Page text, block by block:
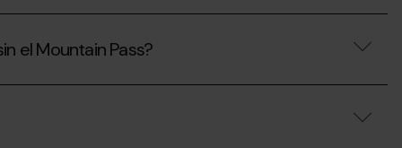
el Mountain Pass?